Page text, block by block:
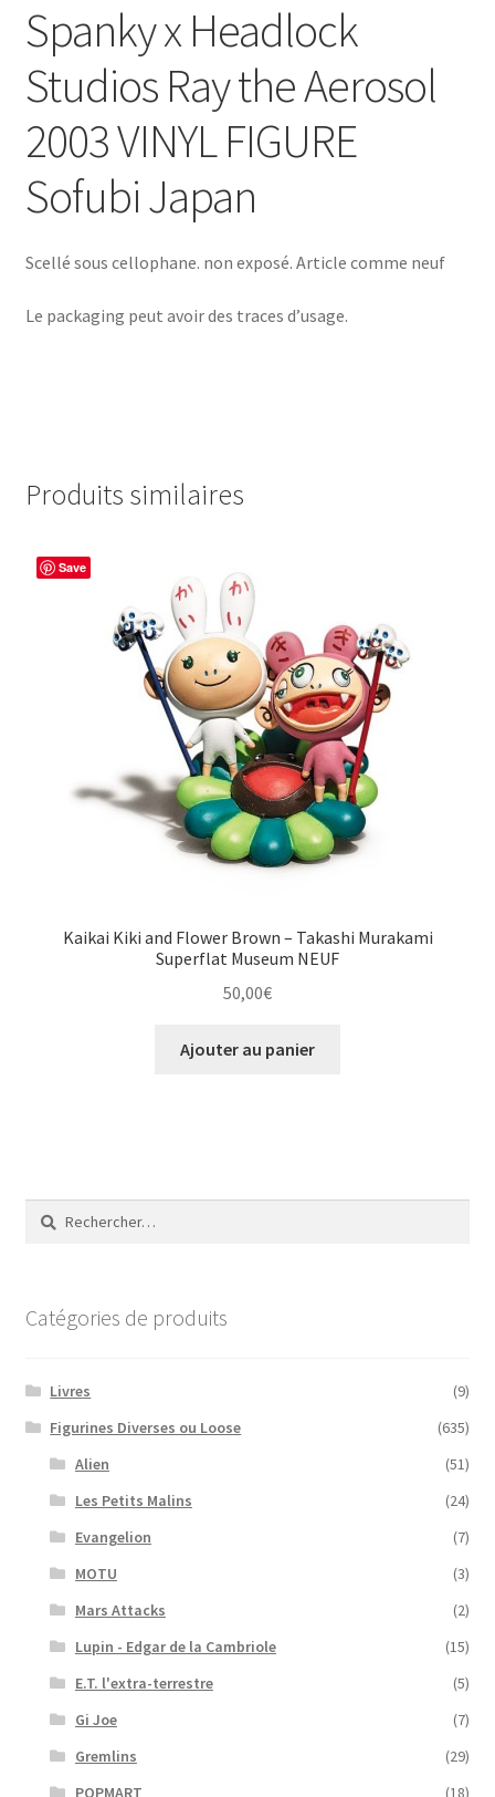
Spanky x Headlock
Studios Ray the Aerosol
2003 VINYL FIGURE
Sofubi Japan
Scellé sous cellophane. non exposé. Article comme neuf
Le packaging peut avoir des traces d’usage.
Produits similaires
Save
Kaikai Kiki and Flower Brown – Takashi Murakami
Superflat Museum NEUF
50,00€
Ajouter au panier
Rechercher :
Catégories de produits
Livres
(9)
Figurines Diverses ou Loose
(635)
Alien
(51)
Les Petits Malins
(24)
Evangelion
(7)
MOTU
(3)
Mars Attacks
(2)
Lupin - Edgar de la Cambriole
(15)
E.T. l'extra-terrestre
(5)
Gi Joe
(7)
Gremlins
(29)
POPMART
(18)